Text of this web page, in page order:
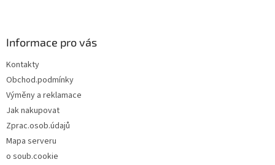
Informace pro vás
Kontakty
Obchod.podmínky
Výměny a reklamace
Jak nakupovat
Zprac.osob.údajů
Mapa serveru
o soub.cookie